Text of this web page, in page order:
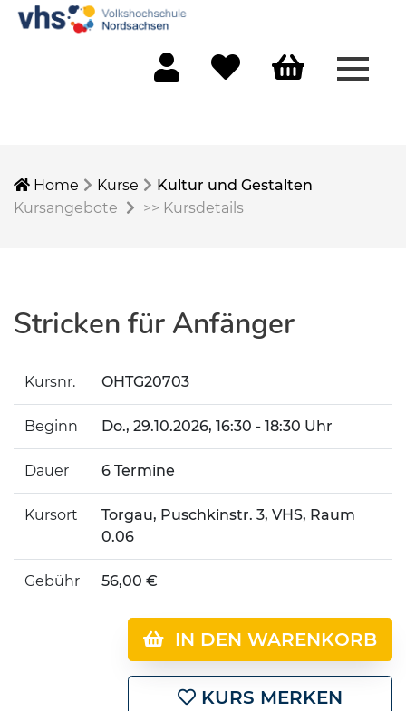
Home Kurse
Kultur und Gestalten
Kursangebote
>> Kursdetails
Stricken für Anfänger
Kursnr. OHTG20703
Beginn Do., 29.10.2026, 16:30 - 18:30 Uhr
Dauer 6 Termine
Kursort
Torgau, Puschkinstr. 3, VHS, Raum
0.06
Gebühr 56,00 €
IN DEN WARENKORB
KURS MERKEN